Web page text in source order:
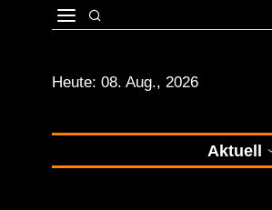
Heute: 08. Aug., 2026
Aktuell